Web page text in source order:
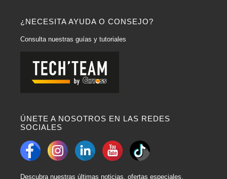
¿NECESITA AYUDA O CONSEJO?
Consulta nuestras guías y tutoriales
ÚNETE A NOSOTROS EN LAS REDES
SOCIALES
Descubra nuestras últimas noticias, ofertas especiales,